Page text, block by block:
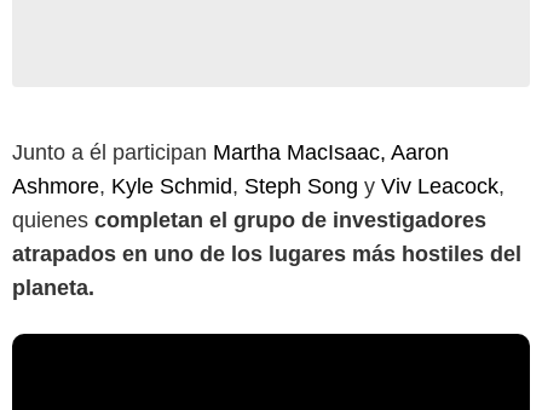
Junto a él participan Martha MacIsaac, Aaron
Ashmore, Kyle Schmid, Steph Song y Viv Leacock,
quienes completan el grupo de investigadores
atrapados en uno de los lugares más hostiles del
planeta.